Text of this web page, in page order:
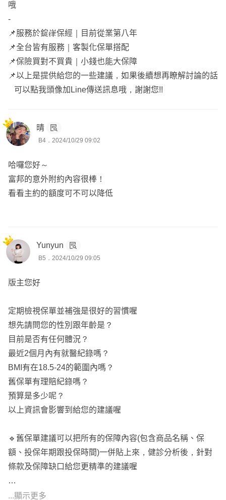
哦
-
📌服務於錠嵂保經｜目前從業第八年
📌全台皆有服務｜客製化保單搭配
📌保險買對不買貴｜小錢也能大保障
📌以上是提供給您的一些建議，如果後續想再瞭解討論的話
可以點我頭像加Line傳送訊息哦，謝謝您!!
晴
B4．2024/10/29 09:02
哈囉您好～
富邦的意外附約內容很棒！
看看主約的額度可不可以降低
Yunyun
B5．2024/10/29 09:05
版主您好
定期檢視保單並補強是很好的習慣喔
想先請問您的性別跟年齡是？
目前是否有任何體況？
最近2個月內有就醫紀錄嗎？
BMI有在18.5-24的範圍內嗎？
舊保單有理賠紀錄嗎？
預算是多少呢？
以上資訊會影響到給您的建議喔
🔹舊保單建議可以把所有的保障內容(包含商品名稱、保
額、投保年期跟投保時間)一併貼上來，健診分析後，針對
條款及保障缺口給您更精準的建議喔
🔺舊保單有：
...顯示更多